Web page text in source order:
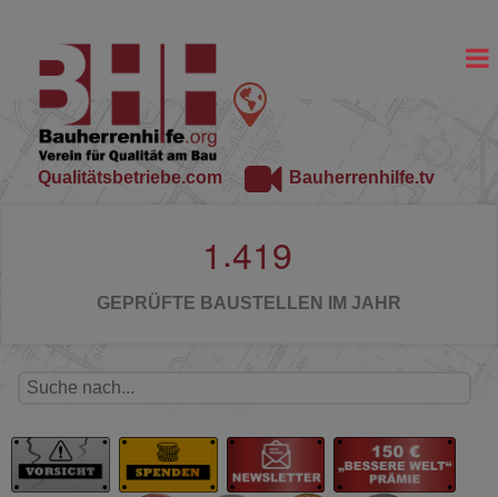
Qualitätsbetriebe.com Bauherrenhilfe.tv
1 .419
GEPRÜFTE BAUSTELLEN IM JAHR